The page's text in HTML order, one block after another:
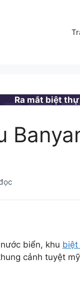
Ra mắt biệt
biển, khu
cảnh tuyệt